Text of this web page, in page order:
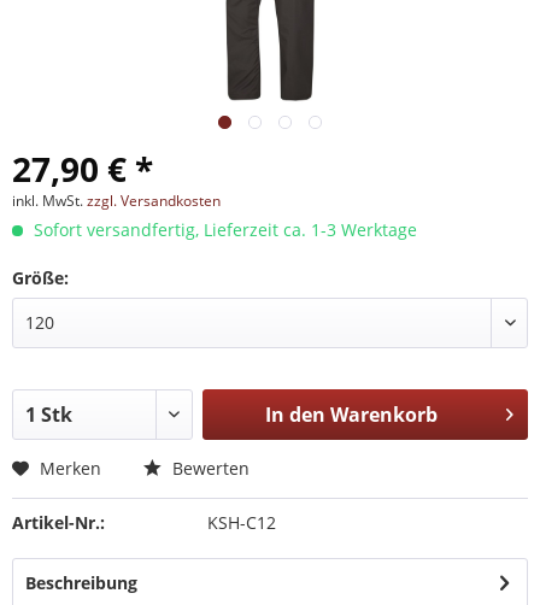
27,90 € *
inkl. MwSt.zzgl. Versandkosten
Sofort versandfertig, Lieferzeit ca. 1-3 Werktage
Größe:
In den Warenkorb
Merken Bewerten
Artikel-Nr.: KSH-C12
Beschreibung